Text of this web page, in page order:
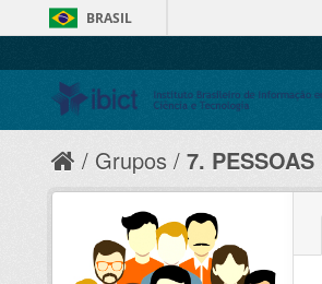
BRASIL
Grupos 7. PESSOAS